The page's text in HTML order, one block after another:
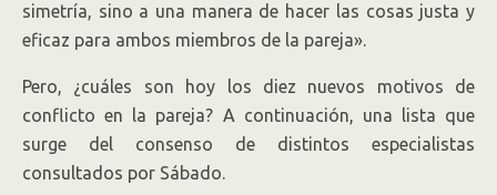
simetría, sino a una manera de hacer las cosas justa y
eficaz para ambos miembros de la pareja».
Pero, ¿cuáles son hoy los diez nuevos motivos de
conflicto en la pareja? A continuación, una lista que
surge del consenso de distintos especialistas
consultados por Sábado.